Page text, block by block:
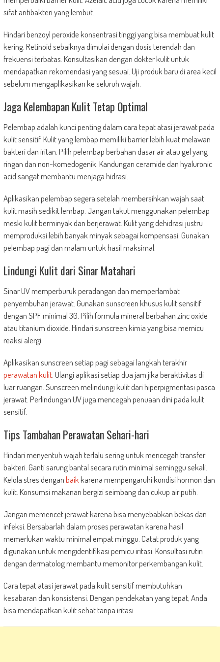
sifat antibakteri yang lembut.
Hindari benzoyl peroxide konsentrasi tinggi yang bisa membuat kulit
kering. Retinoid sebaiknya dimulai dengan dosis terendah dan
frekuensi terbatas. Konsultasikan dengan dokter kulit untuk
mendapatkan rekomendasi yang sesuai. Uji produk baru di area kecil
sebelum mengaplikasikan ke seluruh wajah.
Jaga Kelembapan Kulit Tetap Optimal
Pelembap adalah kunci penting dalam cara tepat atasi jerawat pada
kulit sensitif. Kulit yang lembap memiliki barrier lebih kuat melawan
bakteri dan iritan. Pilih pelembap berbahan dasar air atau gel yang
ringan dan non-komedogenik. Kandungan ceramide dan hyaluronic
acid sangat membantu menjaga hidrasi.
Aplikasikan pelembap segera setelah membersihkan wajah saat
kulit masih sedikit lembap. Jangan takut menggunakan pelembap
meski kulit berminyak dan berjerawat. Kulit yang dehidrasi justru
memproduksi lebih banyak minyak sebagai kompensasi. Gunakan
pelembap pagi dan malam untuk hasil maksimal.
Lindungi Kulit dari Sinar Matahari
Sinar UV memperburuk peradangan dan memperlambat
penyembuhan jerawat. Gunakan sunscreen khusus kulit sensitif
dengan SPF minimal 30. Pilih formula mineral berbahan zinc oxide
atau titanium dioxide. Hindari sunscreen kimia yang bisa memicu
reaksi alergi.
Aplikasikan sunscreen setiap pagi sebagai langkah terakhir
perawatan kulit. Ulangi aplikasi setiap dua jam jika beraktivitas di
luar ruangan. Sunscreen melindungi kulit dari hiperpigmentasi pasca
jerawat. Perlindungan UV juga mencegah penuaan dini pada kulit
sensitif.
Tips Tambahan Perawatan Sehari-hari
Hindari menyentuh wajah terlalu sering untuk mencegah transfer
bakteri. Ganti sarung bantal secara rutin minimal seminggu sekali.
Kelola stres denganbaikkarena mempengaruhi kondisi hormon dan
kulit. Konsumsi makanan bergizi seimbang dan cukup air putih.
Jangan memencet jerawat karena bisa menyebabkan bekas dan
infeksi. Bersabarlah dalam proses perawatan karena hasil
memerlukan waktu minimal empat minggu. Catat produk yang
digunakan untuk mengidentifikasi pemicu iritasi. Konsultasi rutin
dengan dermatolog membantu memonitor perkembangan kulit.
Cara tepat atasi jerawat pada kulit sensitif membutuhkan
kesabaran dan konsistensi. Dengan pendekatan yang tepat, Anda
bisa mendapatkan kulit sehat tanpa iritasi.